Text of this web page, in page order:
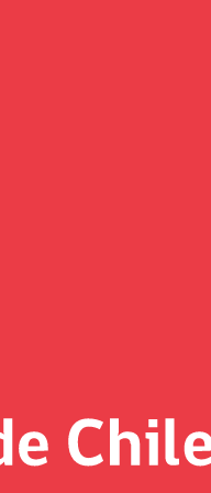
Página 18